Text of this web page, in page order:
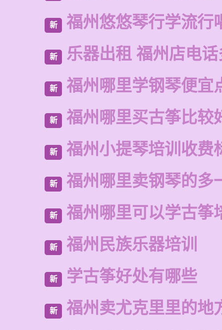
新 福州悠悠琴行学流行
新 乐器出租 福州店电
新 福州哪里学钢琴便宜
新 福州哪里买古筝比较
新 福州小提琴培训收费
新 福州哪里卖钢琴的多
新 福州哪里可以学古筝
新 福州民族乐器培训
新 学古筝好处有哪些
新 福州卖尤克里里的地